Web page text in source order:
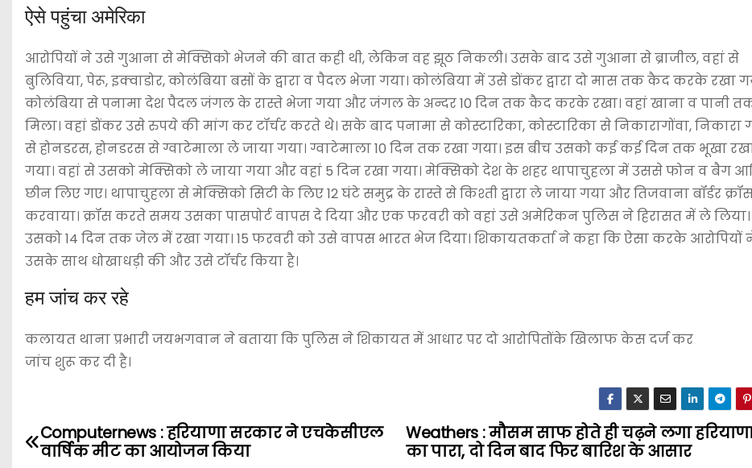
ऐसे पहुंचा अमेरिका
आरोपियों ने उसे गुआना से मेक्सिको भेजने की बात कही थी, लेकिन वह झूठ निकली। उसके बाद उसे गुआना से ब्राजील, वहां से
बुलिविया, पेरू, इक्वाडोर, कोलंबिया बसों के द्वारा व पैदल भेजा गया। कोलंबिया में उसे डोंकर द्वारा दो मास तक कैद करके रखा
कोलंबिया से पनामा देश पैदल जंगल के रास्ते भेजा गया और जंगल के अन्दर 10 दिन तक कैद करके रखा। वहां खाना व पानी
मिला। वहां डोंकर उसे रुपये की मांग कर टॉर्चर करते थे। सके बाद पनामा से कोस्टारिका, कोस्टारिका से निकारागोंवा, निकारा
से होनडरस, होनडरस से ग्वाटेमाला ले जाया गया। ग्वाटेमाला 10 दिन तक रखा गया। इस बीच उसको कई कई दिन तक भूखा
गया। वहां से उसको मेक्सिको ले जाया गया और वहां 5 दिन रखा गया। मेक्सिको देश के शहर थापाचुहला में उससे फोन व बैग
छीन लिए गए। थापाचुहला से मेक्सिको सिटी के लिए 12 घंटे समुद्र के रास्ते से किश्ती द्वारा ले जाया गया और तिजवाना बॉर्डर
करवाया। क्रॉस करते समय उसका पासपोर्ट वापस दे दिया और एक फरवरी को वहां उसे अमेरिकन पुलिस ने हिरासत में ले लिया।
उसको 14 दिन तक जेल में रखा गया। 15 फरवरी को उसे वापस भारत भेज दिया। शिकायतकर्ता ने कहा कि ऐसा करके आरोपियों
उसके साथ धोखाधड़ी की और उसे टॉर्चर किया है।
हम जांच कर रहे
कलायत थाना प्रभारी जयभगवान ने बताया कि पुलिस ने शिकायत में आधार पर दो आरोपितोंके खिलाफ केस दर्ज कर
जांच शुरू कर दी है।
P
Weathers : मौसम साफ होते ही चढ़ने लगा
का पारा, दो दिन बाद फिर बारिश के आसार
Computernews : हरियाणा सरकार ने एचकेसीएल
वार्षिक मीट का आयोजन किया